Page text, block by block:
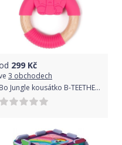
299 Kč
3 obchodech
Bo Jungle kousátko B-TEETHER ANIMAL WOOD Pink Elephant